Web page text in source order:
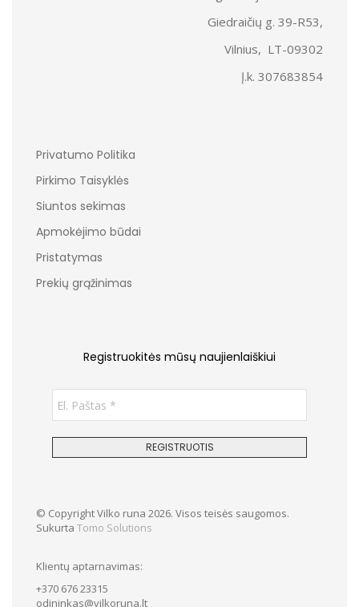
Giedraičių g. 39-R53,
Vilnius, LT-09302
Į.k. 307683854
Privatumo Politika
Pirkimo Taisyklės
Siuntos sekimas
Apmokėjimo būdai
Pristatymas
Prekių grąžinimas
Registruokitės mūsų naujienlaiškiui
© Copyright Vilko runa 2026. Visos teisės saugomos.
Sukurta Tomo Solutions
Klientų aptarnavimas:
+370 676 23315
odininkas@vilkoruna.lt